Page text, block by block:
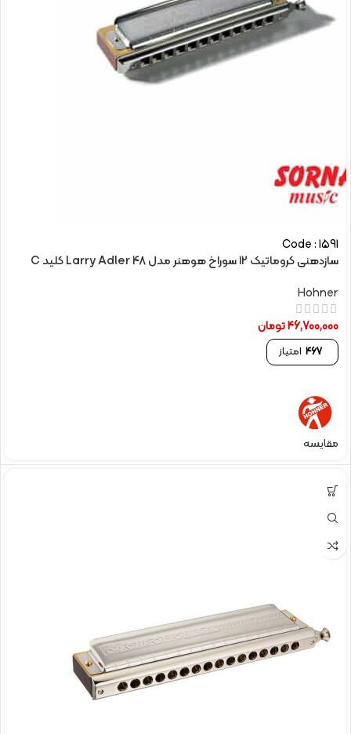
Code : 1591
سازدهنی کروماتیک 12 سوراخ هوهنر مدل Larry Adler 48 کلید C
Hohner
46,700,000تومان
467 امتیاز
مقایسه